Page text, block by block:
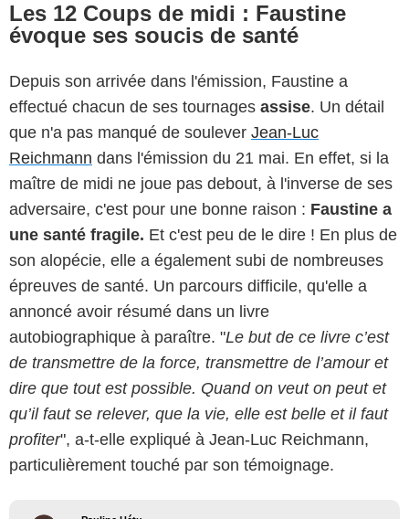
Les 12 Coups de midi : Faustine
évoque ses soucis de santé
Depuis son arrivée dans l'émission, Faustine a
effectué chacun de ses tournages assise. Un détail
que n'a pas manqué de soulever Jean-Luc
Reichmann dans l'émission du 21 mai. En effet, si la
maître de midi ne joue pas debout, à l'inverse de ses
adversaire, c'est pour une bonne raison : Faustine a
une santé fragile. Et c'est peu de le dire ! En plus de
son alopécie, elle a également subi de nombreuses
épreuves de santé. Un parcours difficile, qu'elle a
annoncé avoir résumé dans un livre
autobiographique à paraître. "Le but de ce livre c’est
de transmettre de la force, transmettre de l’amour et
dire que tout est possible. Quand on veut on peut et
qu’il faut se relever, que la vie, elle est belle et il faut
profiter", a-t-elle expliqué à Jean-Luc Reichmann,
particulièrement touché par son témoignage.